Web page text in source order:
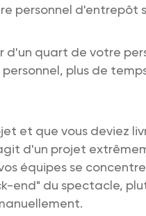
personnel d'entrepôt
d'un quart de votre
plus de
et que vous deviez
d'un projet
équipes se
end" du spectacle,